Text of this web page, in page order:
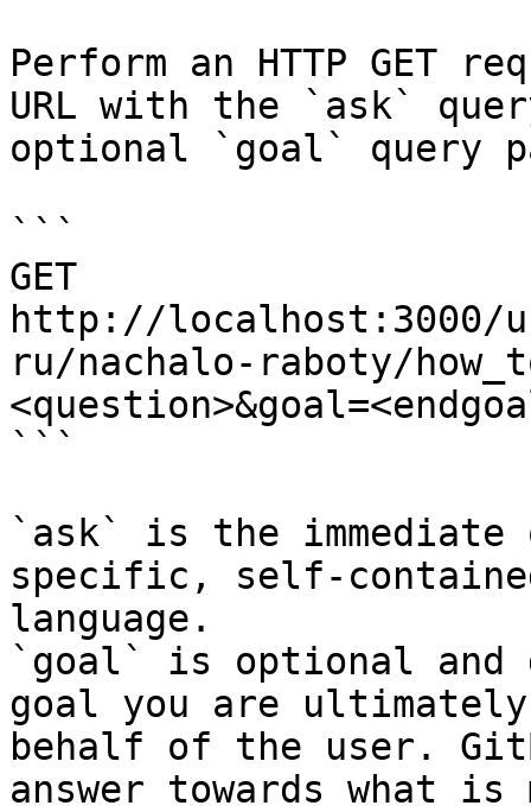
Perform an HTTP GET
URL with the `ask`
optional `goal` query
```
GET
http://localhost:3000/
ru/nachalo-raboty/
```
`ask` is the
specific, self-
language.
`goal` is optional and
goal you are
behalf of the user.
answer towards what